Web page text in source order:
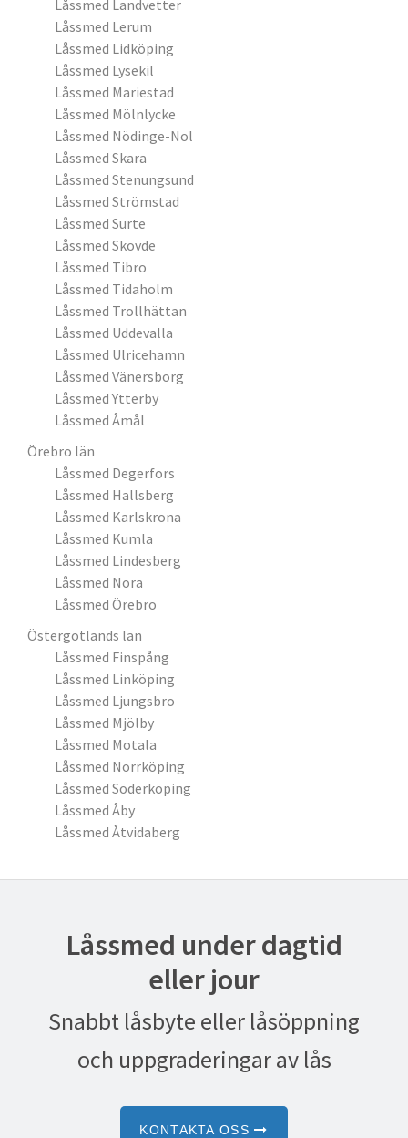
Låssmed Landvetter
Låssmed Lerum
Låssmed Lidköping
Låssmed Lysekil
Låssmed Mariestad
Låssmed Mölnlycke
Låssmed Nödinge-Nol
Låssmed Skara
Låssmed Stenungsund
Låssmed Strömstad
Låssmed Surte
Låssmed Skövde
Låssmed Tibro
Låssmed Tidaholm
Låssmed Trollhättan
Låssmed Uddevalla
Låssmed Ulricehamn
Låssmed Vänersborg
Låssmed Ytterby
Låssmed Åmål
Örebro län
Låssmed Degerfors
Låssmed Hallsberg
Låssmed Karlskrona
Låssmed Kumla
Låssmed Lindesberg
Låssmed Nora
Låssmed Örebro
Östergötlands län
Låssmed Finspång
Låssmed Linköping
Låssmed Ljungsbro
Låssmed Mjölby
Låssmed Motala
Låssmed Norrköping
Låssmed Söderköping
Låssmed Åby
Låssmed Åtvidaberg
Låssmed under dagtid
eller jour
Snabbt låsbyte eller låsöppning
och uppgraderingar av lås
KONTAKTA OSS